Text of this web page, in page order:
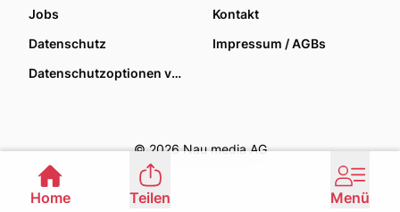
Jobs
Kontakt
Datenschutz
Impressum / AGBs
Datenschutzoptionen verwalten
© 2026 Nau media AG
Home Teilen Menü